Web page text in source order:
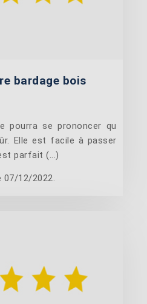
bardage bois
pourra se prononcer qu
Elle est facile à passer
parfait (...)
07/12/2022.